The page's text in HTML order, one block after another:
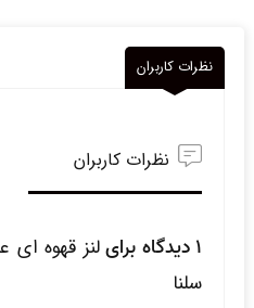
نظرات کاربران
نظرات کاربران
1 دیدگاه برای
لنز قهوه ای
سلنا